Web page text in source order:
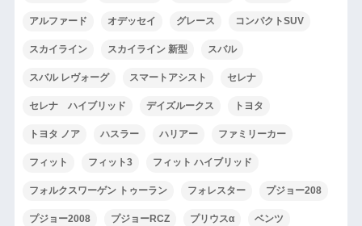
アルファード オデッセイ グレース コンパクトSUV
スカイライン スカイライン 新型 スバル
スバル レヴォーグ スマートアシスト セレナ
セレナ ハイブリッド デイズルークス トヨタ
トヨタ ノア ハスラー ハリアー ファミリーカー
フィット フィット3 フィット ハイブリッド
フォルクスワーゲン トゥーラン フォレスター プジョー208
プジョー2008 プジョーRCZ プリウスα ベンツ